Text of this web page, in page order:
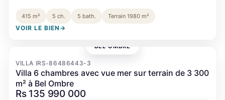
415 m² 5 ch. 5 bath. Terrain 1980 m²
VOIR LE BIEN →
BEL OMBRE
VILLA IRS•86486443-3
Villa 6 chambres avec vue mer sur terrain de 3 300
m² à Bel Ombre
Rs 135 990 000